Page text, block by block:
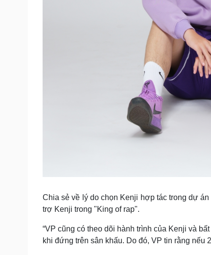
Chia sẻ về lý do chọn Kenji hợp tác trong dự
trợ Kenji trong "King of rap".
“VP cũng có theo dõi hành trình của Kenji và
khi đứng trên sân khấu. Do đó, VP tin rằng nếu